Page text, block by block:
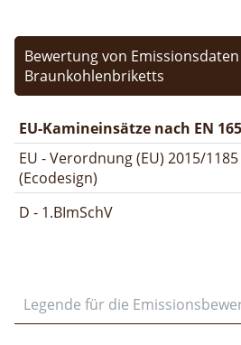
Bewertung von
Braunkohlenbriketts
EU-Kamineinsätze nach EN
EU - Verordnung (EU) 2015/1185
(Ecodesign)
D - 1.BImSchV
Legende für die